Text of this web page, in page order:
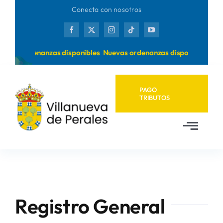
Conecta con nosotros
ordenanzas disponibles Nuevas ordenanzas disponibles
PAGO
TRIBUTOS
Registro General